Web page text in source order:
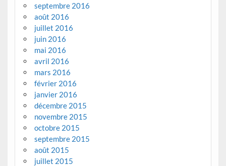
septembre 2016
août 2016
juillet 2016
juin 2016
mai 2016
avril 2016
mars 2016
février 2016
janvier 2016
décembre 2015
novembre 2015
octobre 2015
septembre 2015
août 2015
juillet 2015